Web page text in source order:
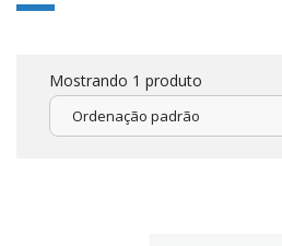
Mostrando 1 produto
Ordenação padrão